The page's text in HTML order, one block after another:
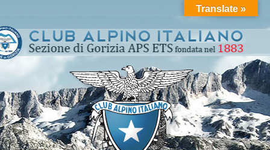
Translate »